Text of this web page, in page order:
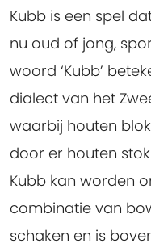
Kubb is een spel
nu oud of jong,
woord ‘Kubb’
dialect van het
waarbij houten
door er houten
Kubb kan worden
combinatie van
schaken en is